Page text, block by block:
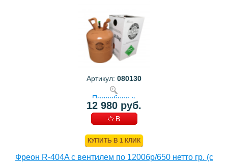
Артикул: 080130
Подробнее »
12 980 руб.
В
КУПИТЬ В 1 КЛИК
Фреон R-404A с вентилем по 1200бр/650 нетто гр. (с